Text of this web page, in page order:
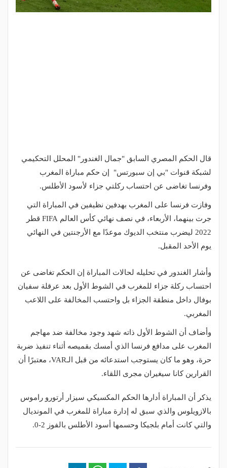
قال الحكم المصري السابق "جمال الغندور" المحلل التحكيمي
لشبكة قنوات "بي إن سبورتس" إن حكم مباراة المغرب
وفرنسا تغاضى عن احتساب ركلتي جزاء لأسود الأطلس.
وفازت فرنسا على المغرب بهدفين نظيفين في المباراة التي
جرت بينهما، الأربعاء، في نصف نهائي كأس العالم FIFA قطر
2022 ليضرب منتخب الديوك موعدًا مع الأرجنتين في النهائي
يوم الأحد المقبل.
وأشار الغندور في تحليله لحالات المباراة إن الحكم تغاضى عن
احتساب ركلة جزاء للمغرب في الشوط الأول بعد عرقلة سفيان
بوفال داخل منطقة الجزاء بل واحتسب المخالفة على اللاعب
المغربي.
وأضاف أن الشوط الأول ذاته شهد وجود مخالفة ضد مهاجم
المغرب على مدافع فرنسا الذي أمسك بقميصه أثناء تنفيذ ضربة
حرة، وهو ما كان يستوجب استدعائه من قبل الـVAR، معتبرًا أن
القرارين كانا سيغيران مجرى اللقاء.
يذكر أن المباراة أدارها الحكم المكسيكي سيزار أرتورو راموس
بالازويلوس والذي سبق له إدارة مباراة للمغرب في المونديال
والتي كانت أمام بلجيكا وحسمها أسود الأطلس بالفوز 2-0.